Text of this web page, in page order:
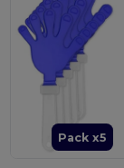
Pack x5